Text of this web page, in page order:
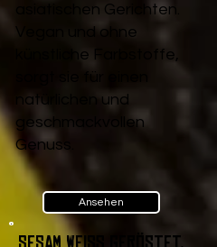
asiatischen Gerichten.
Vegan und ohne
künstliche Farbstoffe,
sorgt sie für einen
natürlichen und
geschmackvollen
Genuss.
Ansehen